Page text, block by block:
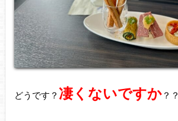
どうです？ 凄くないですか？？